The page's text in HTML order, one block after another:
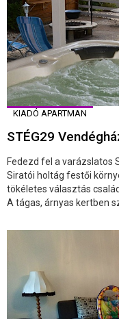
KIADÓ APARTMAN
STÉG29
Fedezd fel a varázslatos
Siratói holtág festői
tökéletes választás
A tágas, árnyas kertben